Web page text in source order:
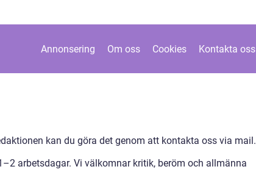
Annonsering Om oss Cookies Kontakta oss
kan du göra det genom att kontakta oss via mail.
arbetsdagar. Vi välkomnar kritik, beröm och allmänna